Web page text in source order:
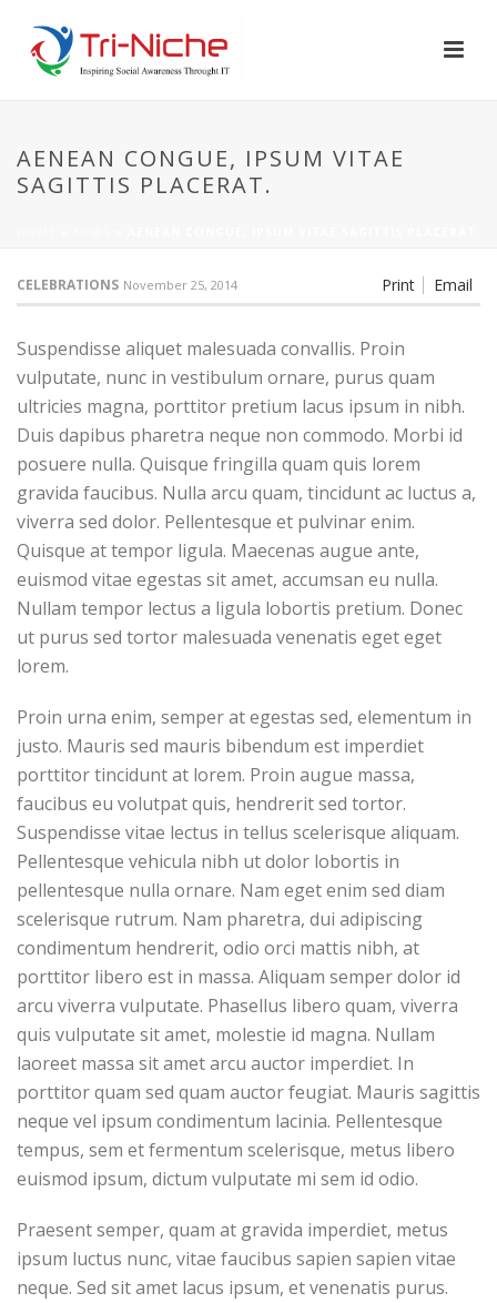
AENEAN CONGUE, IPSUM VITAE
SAGITTIS PLACERAT.
Print Email
CELEBRATIONS November 25, 2014
Suspendisse aliquet malesuada convallis. Proin
vulputate, nunc in vestibulum ornare, purus quam
ultricies magna, porttitor pretium lacus ipsum in nibh.
Duis dapibus pharetra neque non commodo. Morbi id
posuere nulla. Quisque fringilla quam quis lorem
gravida faucibus. Nulla arcu quam, tincidunt ac luctus a,
viverra sed dolor. Pellentesque et pulvinar enim.
Quisque at tempor ligula. Maecenas augue ante,
euismod vitae egestas sit amet, accumsan eu nulla.
Nullam tempor lectus a ligula lobortis pretium. Donec
ut purus sed tortor malesuada venenatis eget eget
lorem.
Proin urna enim, semper at egestas sed, elementum in
justo. Mauris sed mauris bibendum est imperdiet
porttitor tincidunt at lorem. Proin augue massa,
faucibus eu volutpat quis, hendrerit sed tortor.
Suspendisse vitae lectus in tellus scelerisque aliquam.
Pellentesque vehicula nibh ut dolor lobortis in
pellentesque nulla ornare. Nam eget enim sed diam
scelerisque rutrum. Nam pharetra, dui adipiscing
condimentum hendrerit, odio orci mattis nibh, at
porttitor libero est in massa. Aliquam semper dolor id
arcu viverra vulputate. Phasellus libero quam, viverra
quis vulputate sit amet, molestie id magna. Nullam
laoreet massa sit amet arcu auctor imperdiet. In
porttitor quam sed quam auctor feugiat. Mauris sagittis
neque vel ipsum condimentum lacinia. Pellentesque
tempus, sem et fermentum scelerisque, metus libero
euismod ipsum, dictum vulputate mi sem id odio.
Praesent semper, quam at gravida imperdiet, metus
ipsum luctus nunc, vitae faucibus sapien sapien vitae
neque. Sed sit amet lacus ipsum, et venenatis purus.